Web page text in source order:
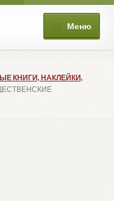
Меню
КНИГИ, НАКЛЕЙКИ,